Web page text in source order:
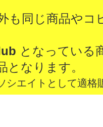
も同じ商品やコ
となっている
となります。
シエイトとして適格